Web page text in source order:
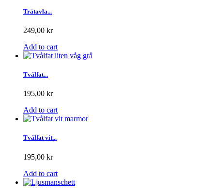
Trätavla...
249,00 kr
Add to cart
Tvålfat...
195,00 kr
Add to cart
Tvålfat vit...
195,00 kr
Add to cart